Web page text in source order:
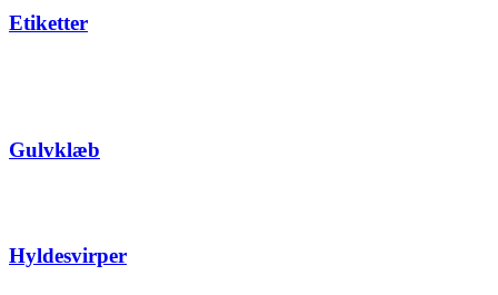
Etiketter
Gulvklæb
Hyldesvirper